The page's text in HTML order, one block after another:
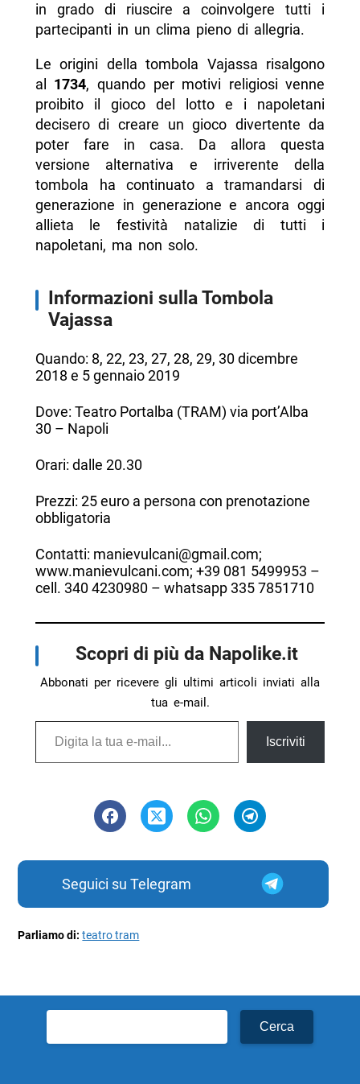
in grado di riuscire a coinvolgere tutti i
partecipanti in un clima pieno di allegria.
Le origini della tombola Vajassa risalgono
al 1734, quando per motivi religiosi venne
proibito il gioco del lotto e i napoletani
decisero di creare un gioco divertente da
poter fare in casa. Da allora questa
versione alternativa e irriverente della
tombola ha continuato a tramandarsi di
generazione in generazione e ancora oggi
allieta le festività natalizie di tutti i
napoletani, ma non solo.
Informazioni sulla Tombola
Vajassa
Quando: 8, 22, 23, 27, 28, 29, 30 dicembre
2018 e 5 gennaio 2019
Dove: Teatro Portalba (TRAM) via port’Alba
30 – Napoli
Orari: dalle 20.30
Prezzi: 25 euro a persona con prenotazione
obbligatoria
Contatti: manievulcani@gmail.com;
www.manievulcani.com; +39 081 5499953 –
cell. 340 4230980 – whatsapp 335 7851710
Scopri di più da Napolike.it
Abbonati per ricevere gli ultimi articoli inviati alla
tua e-mail.
Digita la tua e-mail...
Iscriviti
Seguici su Telegram
Parliamo di:teatro tram
per: